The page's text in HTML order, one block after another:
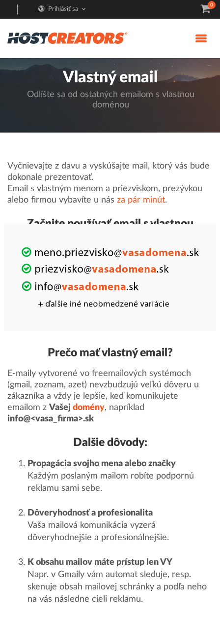
Prihlásiť sa
0
Vlastný email
Odlíšte sa od ostatných emailom s vlastnou
doménou
Vyčnievajte z davu a vyskúšajte mail, ktorý vás bude
dokonale prezentovať.
Email s vlastným menom a priezviskom, prezývkou
alebo firmou vybavíte u nás za pár minút.
Začnite používať email s vlastnou
Prečo mať vlastný email?
E-maily vytvorené vo freemailových systémoch
(gmail, zoznam, azet) nevzbudzujú veľkú dôveru u
zákazníka a vždy je lepšie, keď komunikujete
emailom z Vašej domény, napríklad
info@<vasa_firma>.sk
Dalšie dôvody:
Propagácia svojho mena alebo značky
Každým poslaným mailom robíte podpornú
reklamu sami sebe.
Dôveryhodnosť a profesionalita
Vaša mailová komunikácia vyzerá
dôveryhodnejšie a profesionálnejšie.
K obsahu mailov máte prístup len VY
Napr. v Gmaily vám automat sleduje, resp.
skenuje obsah mailovej schránky a podľa neho
na vás následne cieli reklamu.